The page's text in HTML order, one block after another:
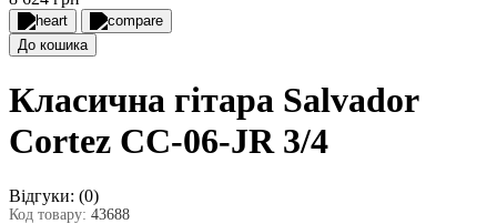
До кошика
Класична гітара Salvador
Cortez CC-06-JR 3/4
Відгуки: (0)
Код товару: 43688